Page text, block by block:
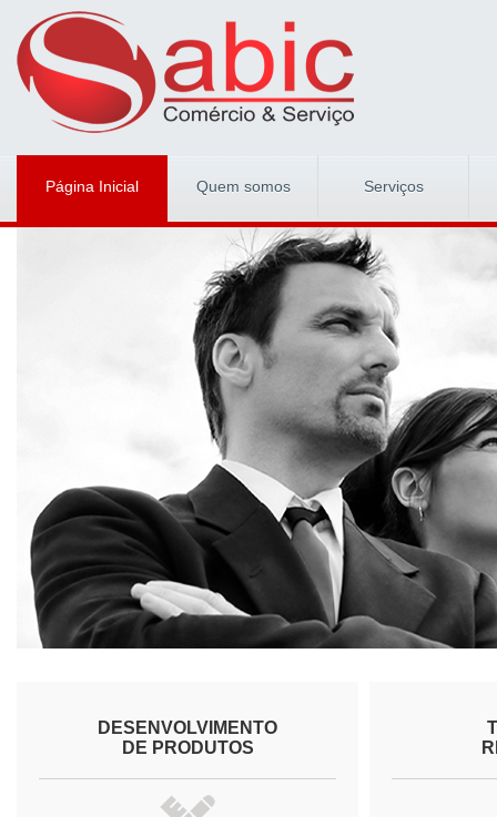
Página Inicial Quem somos Serviços
DESENVOLVIMENTO
DE PRODUTOS